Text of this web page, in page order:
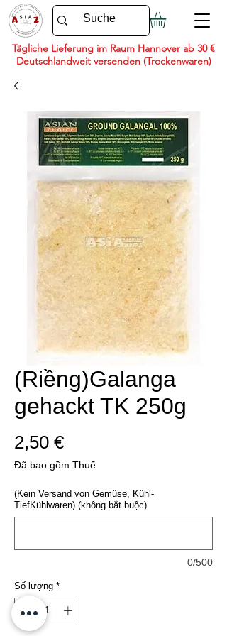
Tägliche Lieferung im Raum Hannover ab 30 €
Deutschlandweit versenden (Trockenwaren)
(Riềng)Galanga
gehackt TK 250g
2,50 €Giá
Đã bao gồm Thuế
(Kein Versand von Gemüse, Kühl-
TiefKühlwaren) (không bắt buộc)
0/500
Số lượng *